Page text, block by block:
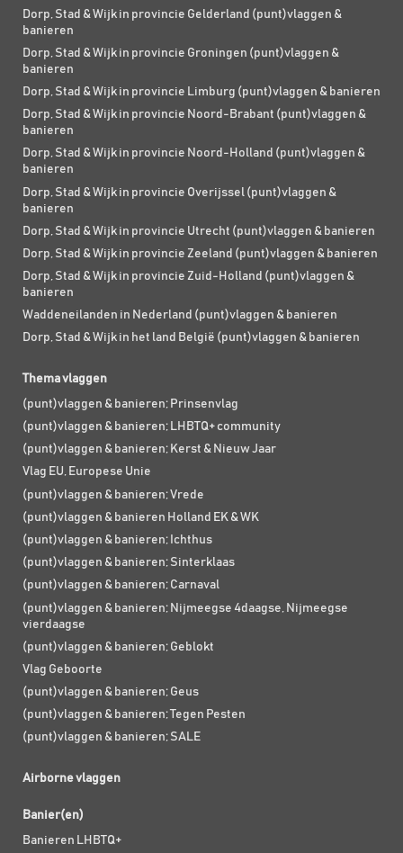
Dorp, Stad & Wijk in provincie Gelderland (punt)vlaggen &
banieren
Dorp, Stad & Wijk in provincie Groningen (punt)vlaggen &
banieren
Dorp, Stad & Wijk in provincie Limburg (punt)vlaggen & banieren
Dorp, Stad & Wijk in provincie Noord-Brabant (punt)vlaggen &
banieren
Dorp, Stad & Wijk in provincie Noord-Holland (punt)vlaggen &
banieren
Dorp, Stad & Wijk in provincie Overijssel (punt)vlaggen &
banieren
Dorp, Stad & Wijk in provincie Utrecht (punt)vlaggen & banieren
Dorp, Stad & Wijk in provincie Zeeland (punt)vlaggen & banieren
Dorp, Stad & Wijk in provincie Zuid-Holland (punt)vlaggen &
banieren
Waddeneilanden in Nederland (punt)vlaggen & banieren
Dorp, Stad & Wijk in het land België (punt)vlaggen & banieren
Thema vlaggen
(punt)vlaggen & banieren; Prinsenvlag
(punt)vlaggen & banieren; LHBTQ+ community
(punt)vlaggen & banieren; Kerst & Nieuw Jaar
Vlag EU, Europese Unie
(punt)vlaggen & banieren; Vrede
(punt)vlaggen & banieren Holland EK & WK
(punt)vlaggen & banieren; Ichthus
(punt)vlaggen & banieren; Sinterklaas
(punt)vlaggen & banieren; Carnaval
(punt)vlaggen & banieren; Nijmeegse 4daagse, Nijmeegse
vierdaagse
(punt)vlaggen & banieren; Geblokt
Vlag Geboorte
(punt)vlaggen & banieren; Geus
(punt)vlaggen & banieren; Tegen Pesten
(punt)vlaggen & banieren; SALE
Airborne vlaggen
Banier(en)
Banieren LHBTQ+